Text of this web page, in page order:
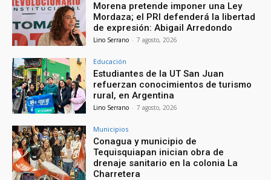
Morena pretende imponer una Ley
Mordaza; el PRI defenderá la libertad
de expresión: Abigail Arredondo
Lino Serrano - 7 agosto, 2026
Educación
Estudiantes de la UT San Juan
refuerzan conocimientos de turismo
rural, en Argentina
Lino Serrano - 7 agosto, 2026
Municipios
Conagua y municipio de
Tequisquiapan inician obra de
drenaje sanitario en la colonia La
Charretera